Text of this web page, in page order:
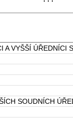
A VYŠŠÍ ÚŘEDNÍCI
SOUDNÍCH